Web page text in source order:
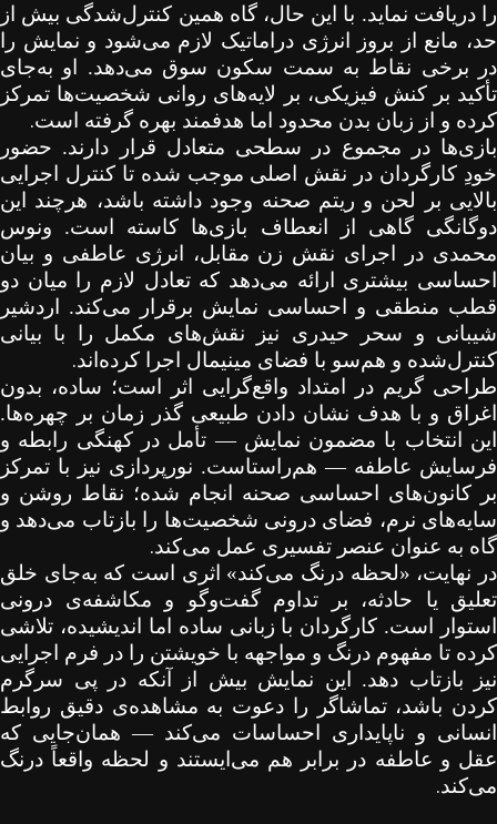
را دریافت نماید. با این حال، گاه همین کنترل‌شدگی بیش از
حد، مانع از بروز انرژی دراماتیک لازم می‌شود و نمایش را
در برخی نقاط به سمت سکون سوق می‌دهد. او به‌جای
تأکید بر کنش فیزیکی، بر لایه‌های روانی شخصیت‌ها تمرکز
کرده و از زبان بدن محدود اما هدفمند بهره گرفته است.
بازی‌ها در مجموع در سطحی متعادل قرار دارند. حضور
خودِ کارگردان در نقش اصلی موجب شده تا کنترل اجرایی
بالایی بر لحن و ریتم صحنه وجود داشته باشد، هرچند این
دوگانگی گاهی از انعطاف بازی‌ها کاسته است. ونوس
محمدی در اجرای نقش زن مقابل، انرژی عاطفی و بیان
احساسی بیشتری ارائه می‌دهد که تعادل لازم را میان دو
قطب منطقی و احساسی نمایش برقرار می‌کند. اردشیر
شیبانی و سحر حیدری نیز نقش‌های مکمل را با بیانی
کنترل‌شده و هم‌سو با فضای مینیمال اجرا کرده‌اند.
طراحی گریم در امتداد واقع‌گرایی اثر است؛ ساده، بدون
اغراق و با هدف نشان دادن طبیعی گذر زمان بر چهره‌ها.
این انتخاب با مضمون نمایش—تأمل در کهنگی رابطه و
فرسایش عاطفه—هم‌راستاست. نورپردازی نیز با تمرکز
بر کانون‌های احساسی صحنه انجام شده؛ نقاط روشن و
سایه‌های نرم، فضای درونی شخصیت‌ها را بازتاب می‌دهد و
گاه به عنوان عنصر تفسیری عمل می‌کند.
در نهایت، «لحظه درنگ می‌کند» اثری است که به‌جای خلق
تعلیق یا حادثه، بر تداوم گفت‌وگو و مکاشفه‌ی درونی
استوار است. کارگردان با زبانی ساده اما اندیشیده، تلاشی
کرده تا مفهوم درنگ و مواجهه با خویشتن را در فرم اجرایی
نیز بازتاب دهد. این نمایش بیش از آنکه در پی سرگرم
کردن باشد، تماشاگر را دعوت به مشاهده‌ی دقیق روابط
انسانی و ناپایداری احساسات می‌کند—همان‌جایی که
عقل و عاطفه در برابر هم می‌ایستند و لحظه واقعاً درنگ
می‌کند.